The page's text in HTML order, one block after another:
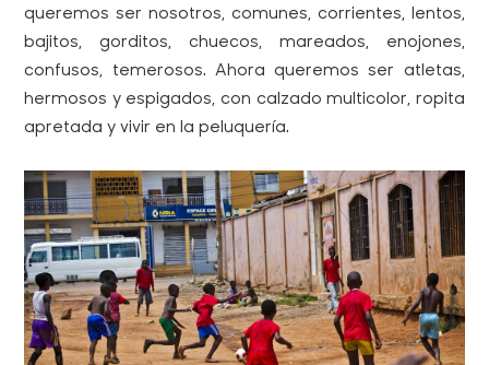
queremos ser nosotros, comunes, corrientes, lentos,
bajitos, gorditos, chuecos, mareados, enojones,
confusos, temerosos. Ahora queremos ser atletas,
hermosos y espigados, con calzado multicolor, ropita
apretada y vivir en la peluquería.